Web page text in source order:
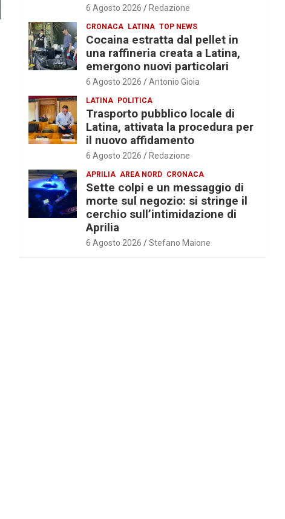
6 Agosto 2026 Redazione
CRONACA LATINA TOP NEWS
Cocaina estratta dal pellet in
una raffineria creata a Latina,
emergono nuovi particolari
6 Agosto 2026 Antonio Gioia
LATINA POLITICA
Trasporto pubblico locale di
Latina, attivata la procedura per
il nuovo affidamento
6 Agosto 2026 Redazione
APRILIA AREA NORD CRONACA
Sette colpi e un messaggio di
morte sul negozio: si stringe il
cerchio sull’intimidazione di
Aprilia
6 Agosto 2026 Stefano Maione